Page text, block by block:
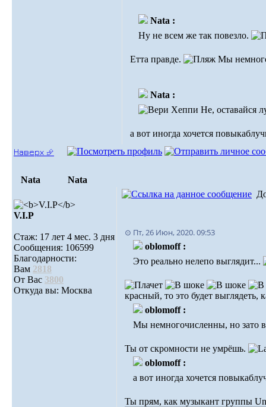
Nata :
Ну не всем же так повезло.
Етта правде. Мы
Nata :
Не, оставайся
а вот иногда хочется
Наверх ⮵
Nata Nata
V.I.Р
Стаж: 17 лет 4 мес. 3 дня
Сообщения: 106599
Благодарности:
Вам 2818
От Вас 3800
Откуда вы: Москва
⊙ Пт, 26 Июн, 2020. 09:53
oblomoff :
Это реально нелепо выглядит...
красный, то это будет выглядеть,
oblomoff :
Мы немногочисленны, но зато
Ты от скромности не умрёшь.
oblomoff :
а вот иногда хочется
Ты прям, как музыкант группы